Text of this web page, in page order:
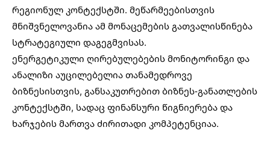
რეგიონულ კონტექსტში. მეწარმეებისთვის
მნიშვნელოვანია ამ მონაცემების გათვალისწინება
სტრატეგიული დაგეგმვისას.
ენერგეტიკული ღირებულებების მონიტორინგი და
ანალიზი აუცილებელია თანამედროვე
ბიზნესისთვის, განსაკუთრებით ბიზნეს-განათლების
კონტექსტში, სადაც ფინანსური წიგნიერება და
ხარჯების მართვა ძირითადი კომპეტენციაა.